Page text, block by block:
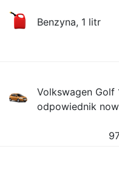
Benzyna, 1 litr
Volkswagen Golf
odpowiednik